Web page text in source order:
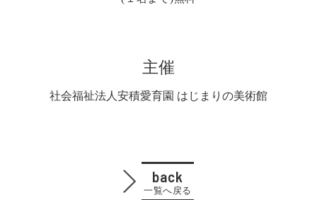
主催
社会福祉法人安積愛育園 はじまりの美術館
back
一覧へ戻る